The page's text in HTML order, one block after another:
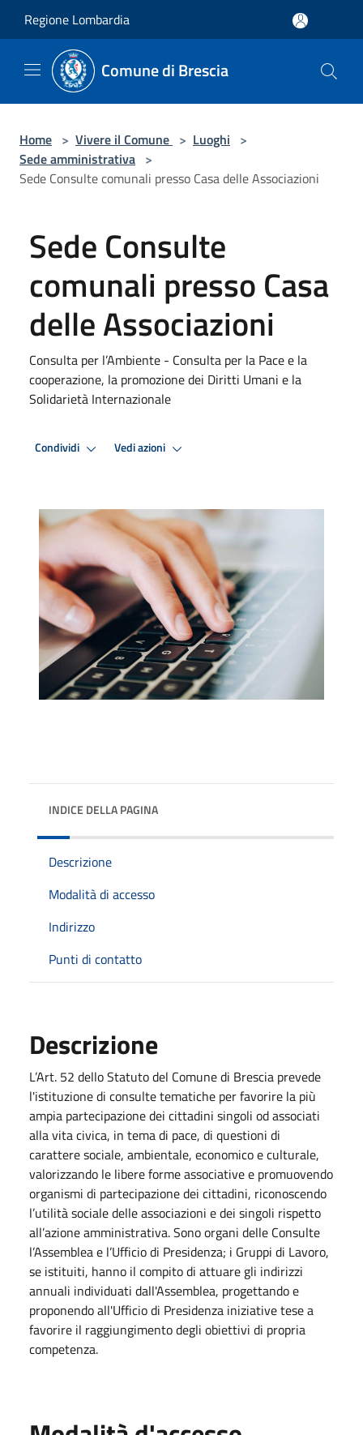
Regione Lombardia
Comune di Brescia
Home > Vivere il Comune > Luoghi >
Sede amministrativa >
Sede Consulte comunali presso Casa delle Associazioni
Sede Consulte
comunali presso Casa
delle Associazioni
Consulta per l’Ambiente - Consulta per la Pace e la
cooperazione, la promozione dei Diritti Umani e la
Solidarietà Internazionale
Condividi Vedi azioni
INDICE DELLA PAGINA
Descrizione
Modalità di accesso
Indirizzo
Punti di contatto
Descrizione
L’Art. 52 dello Statuto del Comune di Brescia prevede
l'istituzione di consulte tematiche per favorire la più
ampia partecipazione dei cittadini singoli od associati
alla vita civica, in tema di pace, di questioni di
carattere sociale, ambientale, economico e culturale,
valorizzando le libere forme associative e promuovendo
organismi di partecipazione dei cittadini, riconoscendo
l’utilità sociale delle associazioni e dei singoli rispetto
all’azione amministrativa. Sono organi delle Consulte
l’Assemblea e l’Ufficio di Presidenza; i Gruppi di Lavoro,
se istituiti, hanno il compito di attuare gli indirizzi
annuali individuati dall'Assemblea, progettando e
proponendo all'Ufficio di Presidenza iniziative tese a
favorire il raggiungimento degli obiettivi di propria
competenza.